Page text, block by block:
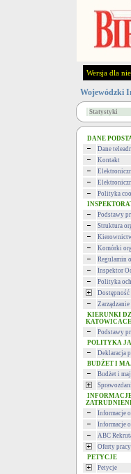
Wersja dla
Wojewódzki
Statystyki
DANE
Dane
Kontakt
Polityka
Podstawy
Struktura
Komórki
Regulamin
Inspektor
Polityka
Dostępność
KIERUNKI
Podstawy
POLITYKA
Deklaracja
BUDŻET I
Budżet i
Informacje
Informacje
ABC
Oferty pracy
PETYCJE
Petycje